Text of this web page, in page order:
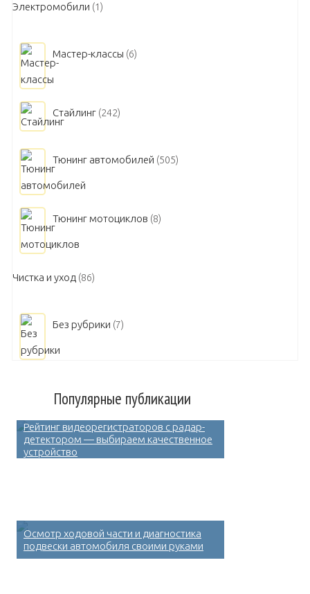
Электромобили (1)
Мастер-классы (6)
Стайлинг (242)
Тюнинг автомобилей (505)
Тюнинг мотоциклов (8)
Чистка и уход (86)
Без рубрики (7)
Популярные публикации
Рейтинг видеорегистраторов с радар-
детектором — выбираем качественное
устройство
Осмотр ходовой части и диагностика
подвески автомобиля своими руками